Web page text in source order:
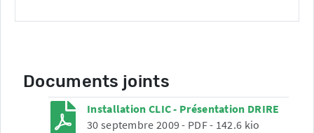
Documents joints
Installation CLIC - Présentation DRIRE
30 septembre 2009- PDF- 142.6 kio